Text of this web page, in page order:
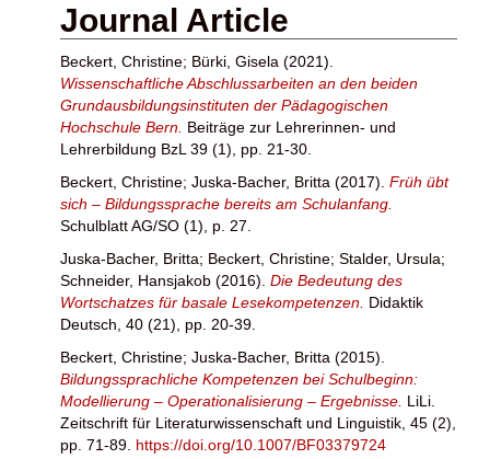
Journal Article
Beckert, Christine; Bürki, Gisela (2021).
Wissenschaftliche Abschlussarbeiten an den beiden
Grundausbildungsinstituten der Pädagogischen
Hochschule Bern. Beiträge zur Lehrerinnen- und
Lehrerbildung BzL 39 (1), pp. 21-30.
Beckert, Christine; Juska-Bacher, Britta (2017). Früh übt
sich – Bildungssprache bereits am Schulanfang.
Schulblatt AG/SO (1), p. 27.
Juska-Bacher, Britta; Beckert, Christine; Stalder, Ursula;
Schneider, Hansjakob (2016). Die Bedeutung des
Wortschatzes für basale Lesekompetenzen. Didaktik
Deutsch, 40 (21), pp. 20-39.
Beckert, Christine; Juska-Bacher, Britta (2015).
Bildungssprachliche Kompetenzen bei Schulbeginn:
Modellierung – Operationalisierung – Ergebnisse. LiLi.
Zeitschrift für Literaturwissenschaft und Linguistik, 45 (2),
pp. 71-89. https://doi.org/10.1007/BF03379724